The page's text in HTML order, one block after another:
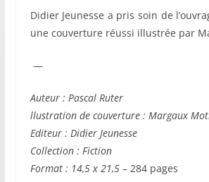
Didier Jeunesse a pris soin de
une couverture réussi illustrée par
—
Auteur : Pascal Ruter
llustration de couverture : Margaux
Editeur : Didier Jeunesse
Collection : Fiction
Format : 14,5 x 21,5– 284 pages